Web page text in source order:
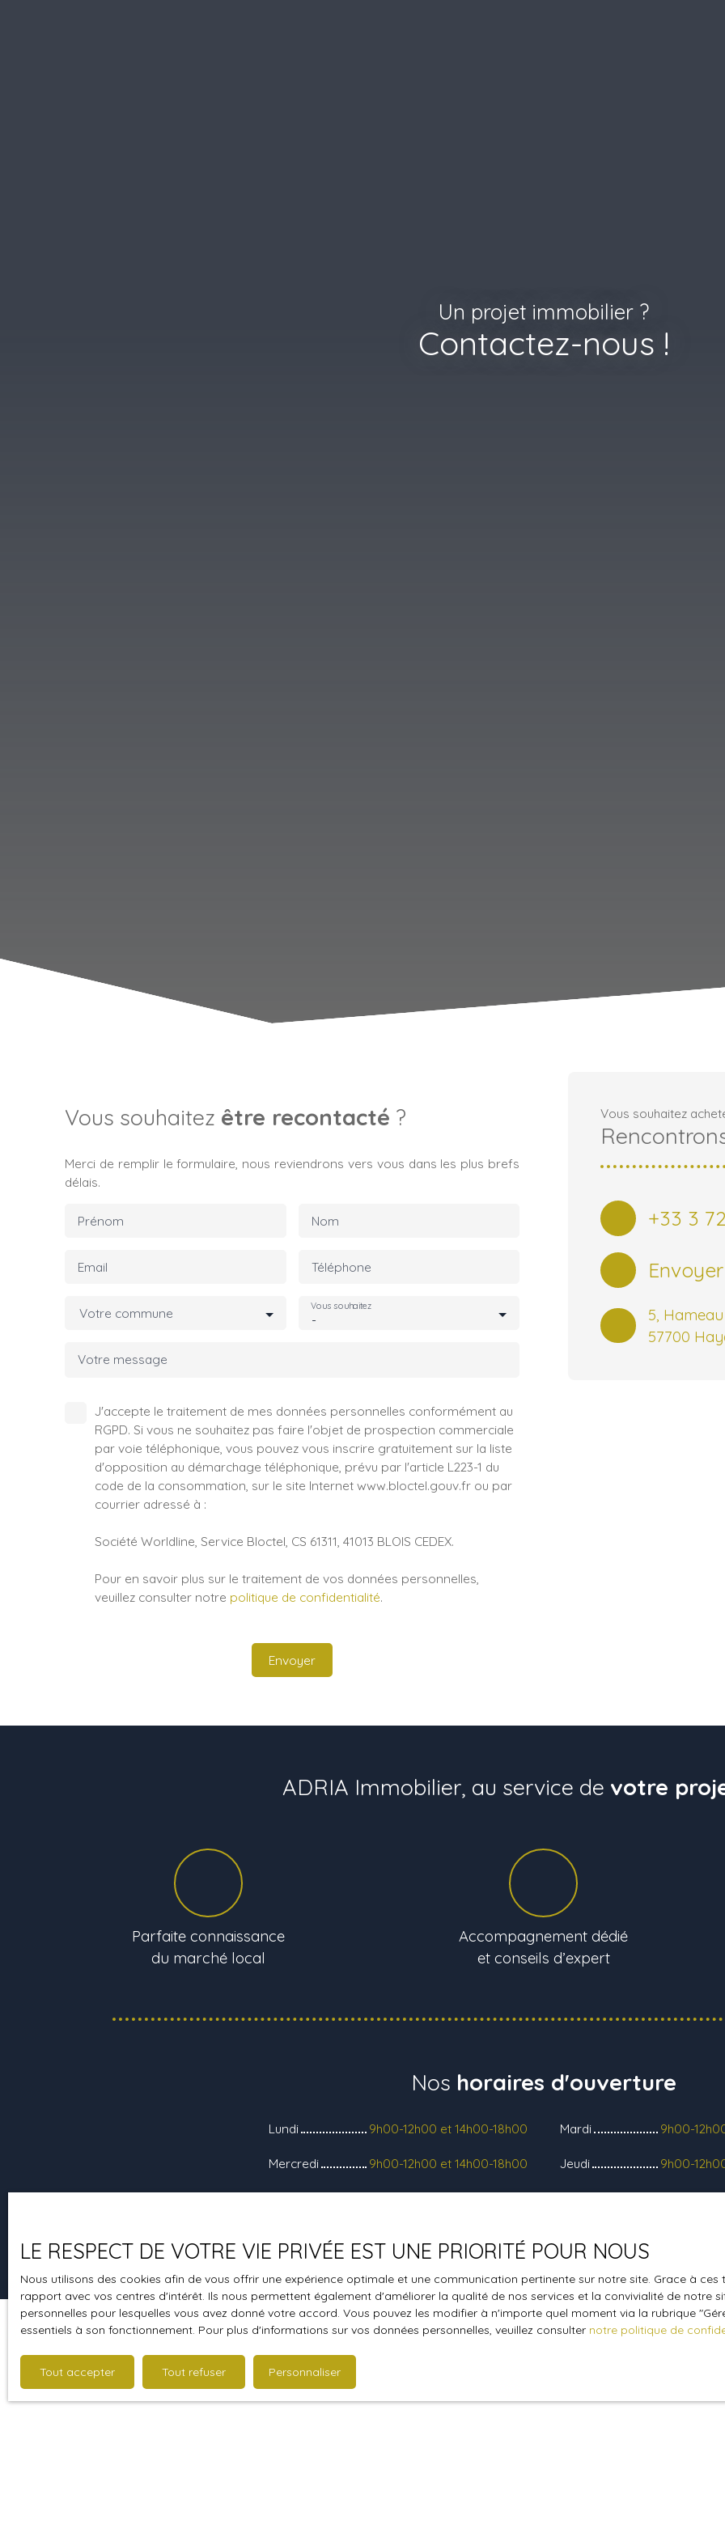
Un projet immobilier ?
Contactez-nous !
Vous souhaitez être recontacté ?
Merci de remplir le formulaire, nous reviendrons vers vous dans les plus brefs
délais.
Prénom Nom
Email Téléphone
Votre commune -
Vous souhaitez
Votre message
J'accepte le traitement de mes données personnelles conformément au
RGPD. Si vous ne souhaitez pas faire l'objet de prospection commerciale
par voie téléphonique, vous pouvez vous inscrire gratuitement sur la liste
d'opposition au démarchage téléphonique, prévu par l'article L223-1 du
code de la consommation, sur le site Internet www.bloctel.gouv.fr ou par
courrier adressé à :
Société Worldline, Service Bloctel, CS 61311, 41013 BLOIS CEDEX.
Pour en savoir plus sur le traitement de vos données personnelles,
veuillez consulter notre politique de confidentialité.
Envoyer
Vous souhaitez
+33 3
5,
57700
ADRIA Immobilier, au service de votre
Parfaite connaissance
du marché local
Accompagnement dédié
et conseils d’expert
Nos horaires d'ouverture
Lundi 9h00-12h00 et 14h00-18h00 Mardi 9h00-
Mercredi 9h00-12h00 et 14h00-18h00 Jeudi 9h00-
LE RESPECT DE VOTRE VIE PRIVÉE EST UNE PRIORITÉ POUR NOUS
Nous utilisons des cookies afin de vous offrir une expérience optimale et une communication pertinente sur notre site. Grace à
rapport avec vos centres d'intérêt. Ils nous permettent également d'améliorer la qualité de nos services et la convivialité de notre
personnelles pour lesquelles vous avez donné votre accord. Vous pouvez les modifier à n'importe quel moment via la rubrique
essentiels à son fonctionnement. Pour plus d'informations sur vos données personnelles, veuillez consulter notre politique de
Tout accepter Tout refuser Personnaliser